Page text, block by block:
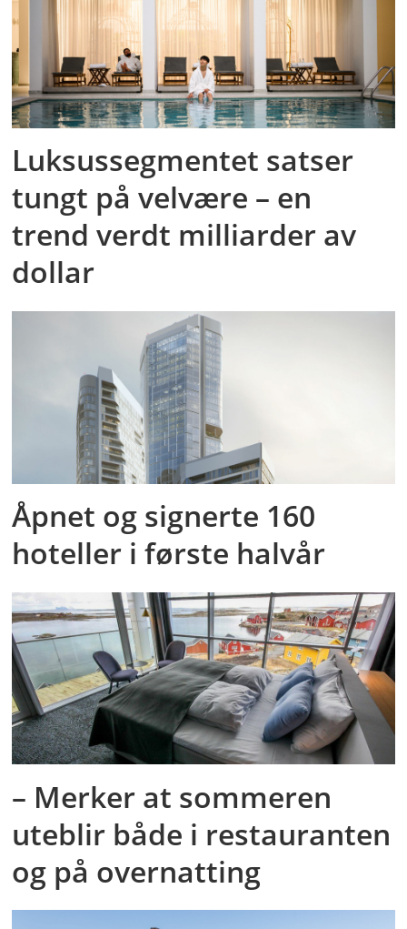
Luksussegmentet satser
tungt på velvære – en
trend verdt milliarder av
dollar
Åpnet og signerte 160
hoteller i første halvår
– Merker at sommeren
uteblir både i restauranten
og på overnatting